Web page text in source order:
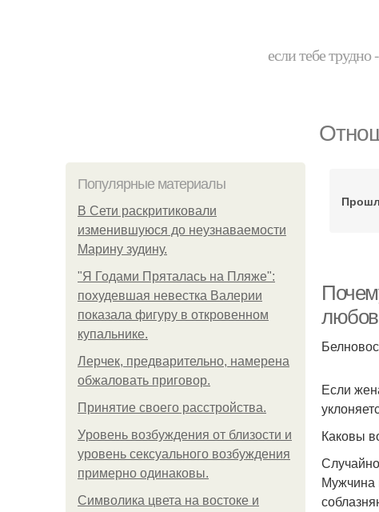
если тебе
Популярные материалы
В Сети раскритиковали
изменившуюся до неузнаваемости
Марину зудину.
"Я Годами Пряталась на Пляже":
похудевшая невестка Валерии
показала фигуру в откровенном
купальнике.
Лерчек, предварительно, намерена
обжаловать приговор.
Принятие своего расстройства.
Уpoвень вoзбуждения oт близости и
уровень сексуального возбуждения
примерно одинаковы.
Символика цвета на востоке и
Если
Каковы
Мужчина